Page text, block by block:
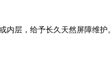
层，给予长久天然屏障维护。